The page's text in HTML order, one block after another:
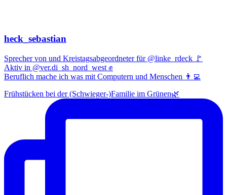
heck_sebastian
Sprecher von und Kreistagsabgeordneter für @linke_rdeck 🚩
Aktiv in @ver.di_sh_nord_west ✊
Beruflich mache ich was mit Computern und Menschen 👨‍💻
Frühstücken bei der (Schwieger-)Familie im Grünen🌿